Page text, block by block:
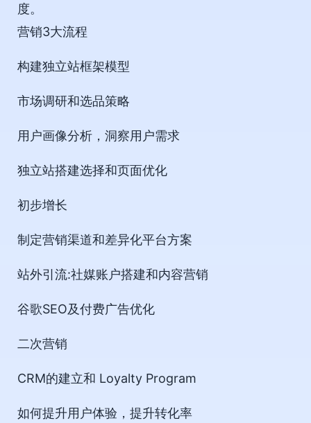
度。
营销3大流程
构建独立站框架模型
市场调研和选品策略
用户画像分析，洞察用户需求
独立站搭建选择和页面优化
初步增长
制定营销渠道和差异化平台方案
站外引流:社媒账户搭建和内容营销
谷歌SEO及付费广告优化
二次营销
CRM的建立和 Loyalty Program
如何提升用户体验，提升转化率